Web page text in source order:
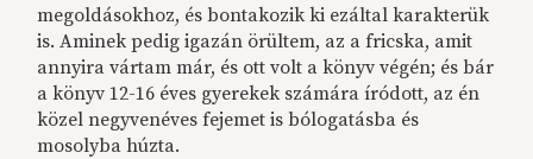
megoldásokhoz, és bontakozik ki ezáltal karakterük
is. Aminek pedig igazán örültem, az a fricska, amit
annyira vártam már, és ott volt a könyv végén; és bár
a könyv 12-16 éves gyerekek számára íródott, az én
közel negyvenéves fejemet is bólogatásba és
mosolyba húzta.